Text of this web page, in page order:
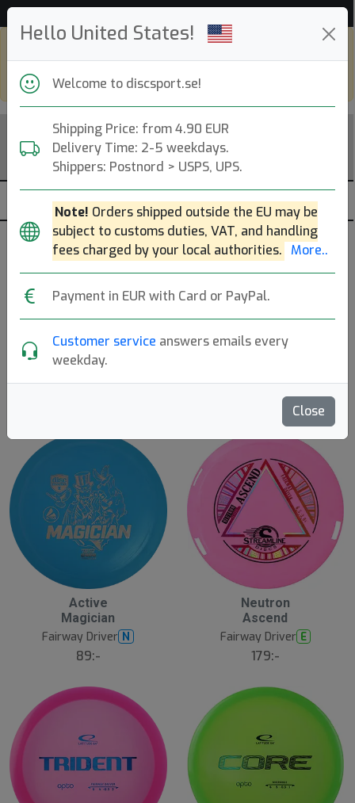
Hello United States!
Welcome to discsport.se!
Shipping Price: from 4.90 EUR
Delivery Time: 2-5 weekdays.
Shippers: Postnord > USPS, UPS.
Note! Orders shipped outside the EU may be
subject to customs duties, VAT, and handling
fees charged by your local authorities. More..
Payment in EUR with Card or PayPal.
Customer service answers emails every
weekday.
Close
go todiscsport.com
Speed 6
Grundregel: Mer speed = bredare rim och mer fade.
Molds
Active
Magician
Fairway Driver N
89:-
Neutron
Ascend
Fairway Driver E
179:-